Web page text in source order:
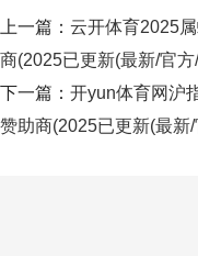
上一篇： 云开体育2025
商(2025已更新(最新/官方
下一篇： 开yun体育网沪
赞助商(2025已更新(最新